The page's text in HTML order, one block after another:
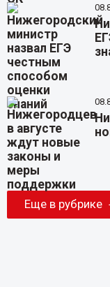
Еще в рубрике